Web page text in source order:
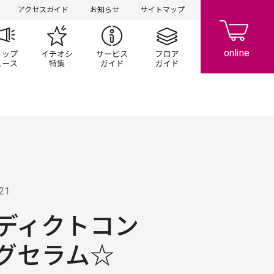
アクセスガイド お知らせ サイトマップ
ン一覧 ショップニュースイチオシ特集 サービスガイドフロアガイド
ィクトコン
セラム☆